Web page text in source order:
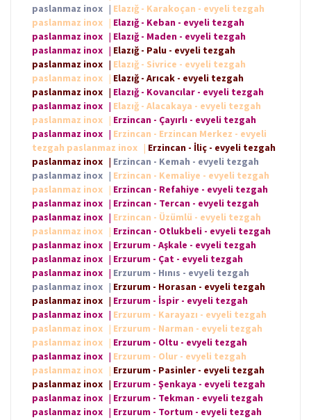
paslanmaz inox | Elazığ - Karakoçan - evyeli tezgah
paslanmaz inox | Elazığ - Keban - evyeli tezgah
paslanmaz inox | Elazığ - Maden - evyeli tezgah
paslanmaz inox | Elazığ - Palu - evyeli tezgah
paslanmaz inox | Elazığ - Sivrice - evyeli tezgah
paslanmaz inox | Elazığ - Arıcak - evyeli tezgah
paslanmaz inox | Elazığ - Kovancılar - evyeli tezgah
paslanmaz inox | Elazığ - Alacakaya - evyeli tezgah
paslanmaz inox | Erzincan - Çayırlı - evyeli tezgah
paslanmaz inox | Erzincan - Erzincan Merkez - evyeli
tezgah paslanmaz inox | Erzincan - İliç - evyeli tezgah
paslanmaz inox | Erzincan - Kemah - evyeli tezgah
paslanmaz inox | Erzincan - Kemaliye - evyeli tezgah
paslanmaz inox | Erzincan - Refahiye - evyeli tezgah
paslanmaz inox | Erzincan - Tercan - evyeli tezgah
paslanmaz inox | Erzincan - Üzümlü - evyeli tezgah
paslanmaz inox | Erzincan - Otlukbeli - evyeli tezgah
paslanmaz inox | Erzurum - Aşkale - evyeli tezgah
paslanmaz inox | Erzurum - Çat - evyeli tezgah
paslanmaz inox | Erzurum - Hınıs - evyeli tezgah
paslanmaz inox | Erzurum - Horasan - evyeli tezgah
paslanmaz inox | Erzurum - İspir - evyeli tezgah
paslanmaz inox | Erzurum - Karayazı - evyeli tezgah
paslanmaz inox | Erzurum - Narman - evyeli tezgah
paslanmaz inox | Erzurum - Oltu - evyeli tezgah
paslanmaz inox | Erzurum - Olur - evyeli tezgah
paslanmaz inox | Erzurum - Pasinler - evyeli tezgah
paslanmaz inox | Erzurum - Şenkaya - evyeli tezgah
paslanmaz inox | Erzurum - Tekman - evyeli tezgah
paslanmaz inox | Erzurum - Tortum - evyeli tezgah